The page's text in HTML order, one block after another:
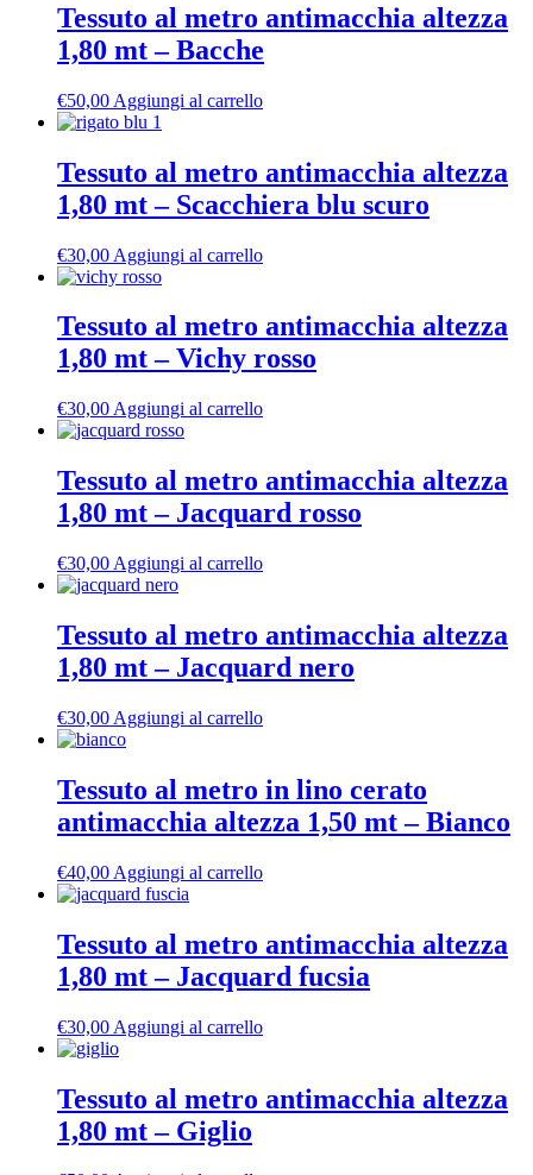
Tessuto al metro antimacchia altezza
1,80 mt – Bacche
€50,00 Aggiungi al carrello
Tessuto al metro antimacchia altezza
1,80 mt – Scacchiera blu scuro
€30,00 Aggiungi al carrello
Tessuto al metro antimacchia altezza
1,80 mt – Vichy rosso
€30,00 Aggiungi al carrello
Tessuto al metro antimacchia altezza
1,80 mt – Jacquard rosso
€30,00 Aggiungi al carrello
Tessuto al metro antimacchia altezza
1,80 mt – Jacquard nero
€30,00 Aggiungi al carrello
Tessuto al metro in lino cerato
antimacchia altezza 1,50 mt – Bianco
€40,00 Aggiungi al carrello
Tessuto al metro antimacchia altezza
1,80 mt – Jacquard fucsia
€30,00 Aggiungi al carrello
Tessuto al metro antimacchia altezza
1,80 mt – Giglio